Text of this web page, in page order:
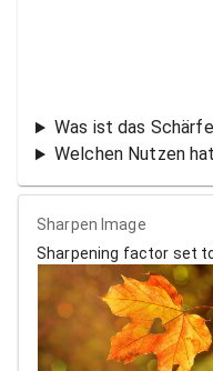
Was ist das
Welchen Nutzen
Sharpen Image
Sharpening factor set